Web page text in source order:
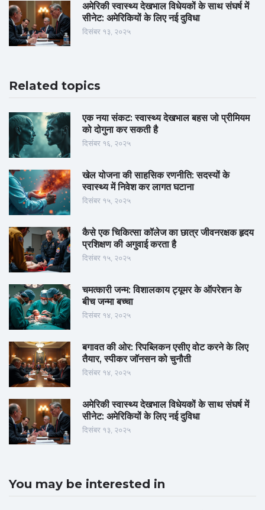
अमेरिकी स्वास्थ्य देखभाल विधेयकों के साथ संघर्ष में
सीनेट: अमेरिकियों के लिए नई दुविधा
दिसंबर १३, २०२५
Related topics
एक नया संकट: स्वास्थ्य देखभाल बहस जो प्रीमियम
को दोगुना कर सकती है
दिसंबर १६, २०२५
खेल योजना की साहसिक रणनीति: सदस्यों के
स्वास्थ्य में निवेश कर लागत घटाना
दिसंबर १५, २०२५
कैसे एक चिकित्सा कॉलेज का छात्र जीवनरक्षक हृदय
प्रशिक्षण की अगुवाई करता है
दिसंबर १५, २०२५
चमत्कारी जन्म: विशालकाय ट्यूमर के ऑपरेशन के
बीच जन्मा बच्चा
दिसंबर १४, २०२५
बगावत की ओर: रिपब्लिकन एसीए वोट करने के लिए
तैयार, स्पीकर जॉनसन को चुनौती
दिसंबर १४, २०२५
अमेरिकी स्वास्थ्य देखभाल विधेयकों के साथ संघर्ष में
सीनेट: अमेरिकियों के लिए नई दुविधा
दिसंबर १३, २०२५
You may be interested in